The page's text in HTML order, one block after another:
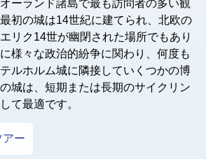
ーランド諸島で最も訪問者の多い観
初の城は14世紀に建てられ、北欧の
リク14世が幽閉された場所でもあり
様々な政治的紛争に関わり、何度も
ルホルム城に隣接していくつかの博
城は、短期または長期のサイクリン
て最適です。
ー